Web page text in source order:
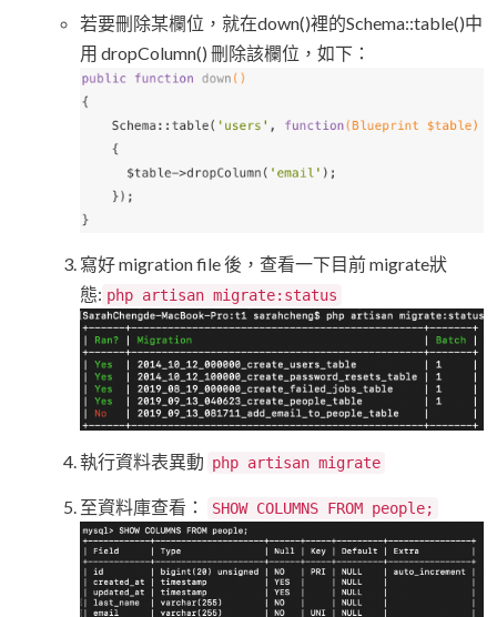
若要刪除某欄位，就在down()裡的Schema::table()中
用 dropColumn() 刪除該欄位，如下：
寫好 migration file 後，查看一下目前 migrate狀
態: php artisan migrate:status
執行資料表異動 php artisan migrate
至資料庫查看： SHOW COLUMNS FROM people;